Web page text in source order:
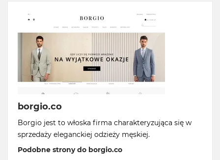
borgio.co
Borgio jest to włoska firma charakteryzująca się w
sprzedaży eleganckiej odzieży męskiej.
Podobne strony do borgio.co